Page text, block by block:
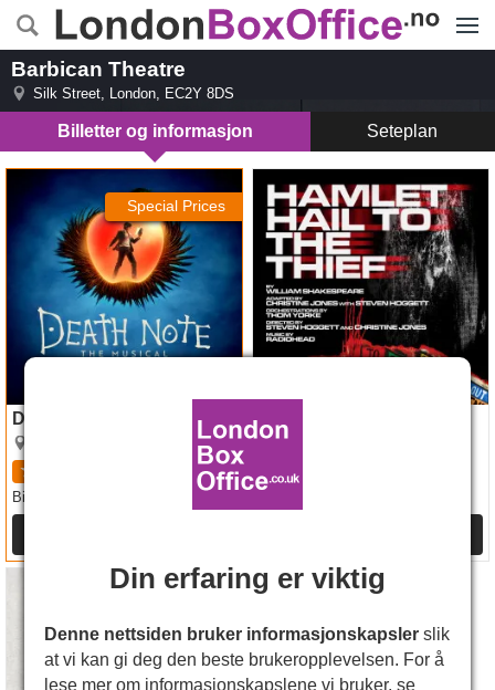
Barbican Theatre
Silk Street, London, EC2Y 8DS
Billetter og informasjon Seteplan
Special Prices
Death Note The Musical
Billetter
Death Note The Musical
Hamlet Hail to the Thief
Barbican Theatre
Sunday in the Park withDin erfaring er viktig
Denne nettsiden bruker informasjonskapsler slik
at vi kan gi deg den beste brukeropplevelsen. For å
lese mer om informasjonskapslene vi bruker, se